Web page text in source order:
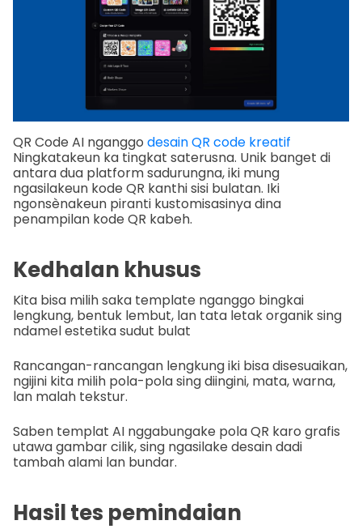
QR Code AI nganggo desain QR code kreatif
Ningkatakeun ka tingkat saterusna. Unik banget di
antara dua platform sadurungna, iki mung
ngasilakeun kode QR kanthi sisi bulatan. Iki
ngonsènakeun piranti kustomisasinya dina
penampilan kode QR kabeh.
Kedhalan khusus
Kita bisa milih saka template nganggo bingkai
lengkung, bentuk lembut, lan tata letak organik sing
ndamel estetika sudut bulat
Rancangan-rancangan lengkung iki bisa disesuaikan,
ngijini kita milih pola-pola sing diingini, mata, warna,
lan malah tekstur.
Saben templat AI nggabungake pola QR karo grafis
utawa gambar cilik, sing ngasilake desain dadi
tambah alami lan bundar.
Hasil tes pemindaian